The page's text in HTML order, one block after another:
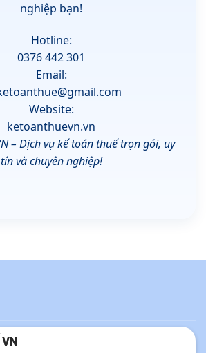
nghiệp bạn!
Hotline:
0376 442 301
Email:
Website:
ketoanthuevn.vn
– Dịch vụ kế toán thuế trọn gói, uy
tín và chuyên nghiệp!